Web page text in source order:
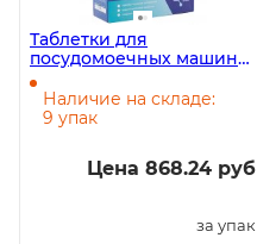
Таблетки для
посудомоечных машин
X-Lab 2000 г, 100 таблеток
в упаковке
Наличие на складе:
9 упак
Цена 868.24 руб
за упак